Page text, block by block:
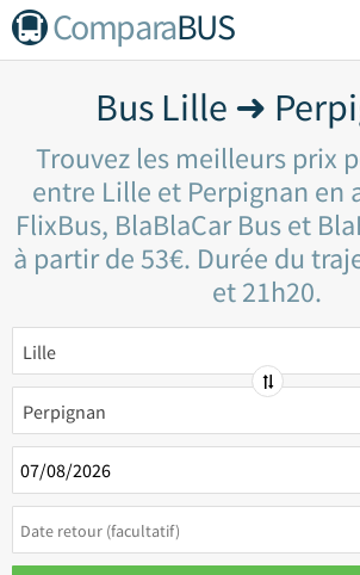
ComparaBUS
Bus Lille ➜
Trouvez les meilleurs prix
entre Lille et Perpignan en
FlixBus, BlaBlaCar Bus et
à partir de 53€. Durée du
et 21h20.
Lille
Perpignan